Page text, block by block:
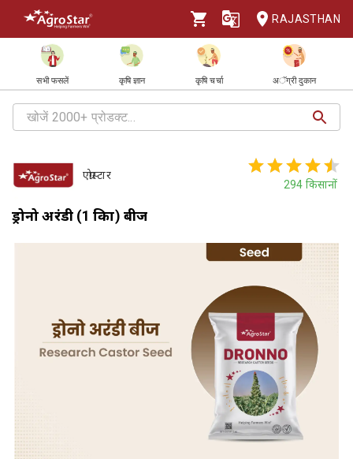
RAJASTHAN
सभी फसलें कृषि ज्ञान कृषि चर्चा अॅग्री दुकान
एग्रोस्टार
294 किसानों
ड्रोनो अरंडी (1 किग्रा) बीज